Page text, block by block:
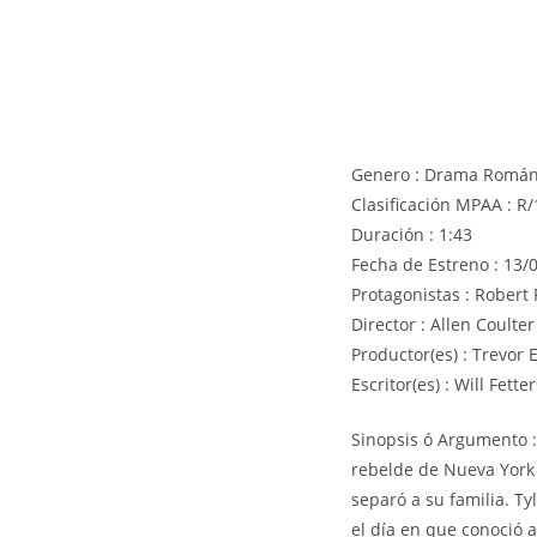
Genero : Drama
Clasificación MPAA : R/
Duración : 1:43
Fecha de Estreno : 13/
Protagonistas : Robert
Director : Allen Coulter
Productor(es) : Trevor
Escritor(es) : Will
Sinopsis ó Argumento
rebelde de Nueva
separó a su familia.
el día en que conoció